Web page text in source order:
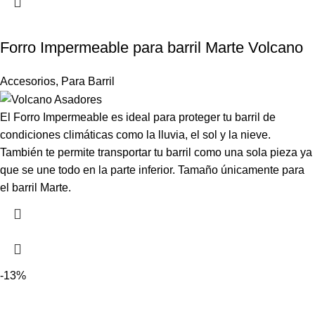
Forro Impermeable para barril Marte Volcano
Accesorios, Para Barril
El Forro Impermeable es ideal para proteger tu barril de
condiciones climáticas como la lluvia, el sol y la nieve.
También te permite transportar tu barril como una sola pieza ya
que se une todo en la parte inferior. Tamaño únicamente para
el barril Marte.
-13%